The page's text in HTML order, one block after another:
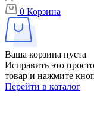
0 Корзина
Ваша корзина пуста
Исправить это
товар и нажмите
Перейти в каталог